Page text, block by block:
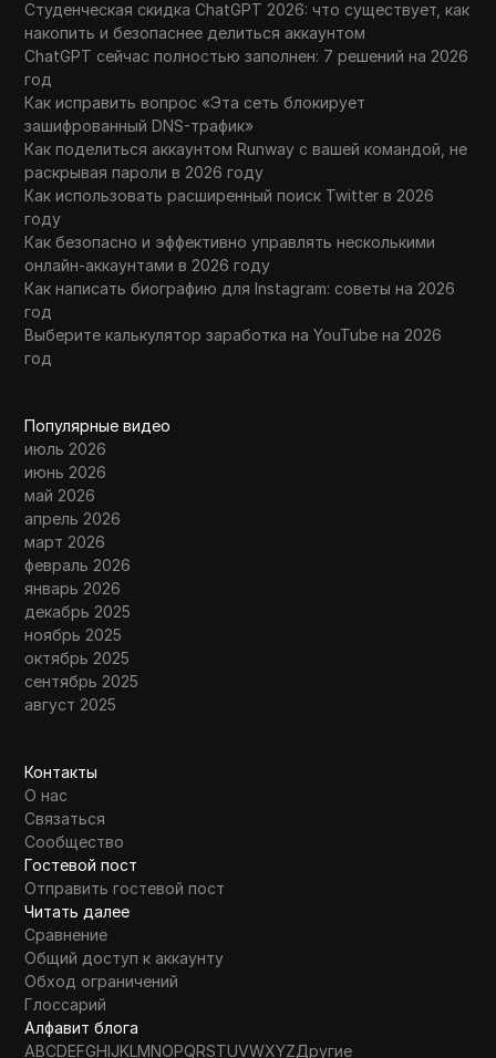
Студенческая скидка ChatGPT 2026: что существует, как
накопить и безопаснее делиться аккаунтом
ChatGPT сейчас полностью заполнен: 7 решений на 2026
год
Как исправить вопрос «Эта сеть блокирует
зашифрованный DNS-трафик»
Как поделиться аккаунтом Runway с вашей командой, не
раскрывая пароли в 2026 году
Как использовать расширенный поиск Twitter в 2026
году
Как безопасно и эффективно управлять несколькими
онлайн-аккаунтами в 2026 году
Как написать биографию для Instagram: советы на 2026
год
Выберите калькулятор заработка на YouTube на 2026
год
Популярные видео
июль 2026
июнь 2026
май 2026
апрель 2026
март 2026
февраль 2026
январь 2026
декабрь 2025
ноябрь 2025
октябрь 2025
сентябрь 2025
август 2025
Контакты
О нас
Связаться
Сообщество
Гостевой пост
Отправить гостевой пост
Читать далее
Сравнение
Общий доступ к аккаунту
Обход ограничений
Глоссарий
Алфавит блога
ABCDEFGHIJKLMNOPQRSTUVWXYZДругие